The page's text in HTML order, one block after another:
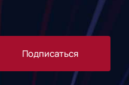
Подписаться